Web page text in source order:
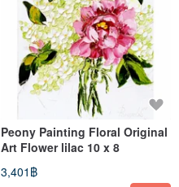
Peony Painting Floral Original
Art Flower lilac 10 x 8
3,401฿